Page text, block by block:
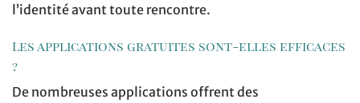
l’identité avant toute rencontre.
Les applications gratuites sont-elles efficaces
?
De nombreuses applications offrent des